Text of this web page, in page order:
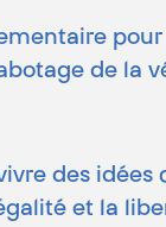
de
des
et la